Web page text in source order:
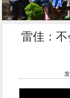
雷佳：